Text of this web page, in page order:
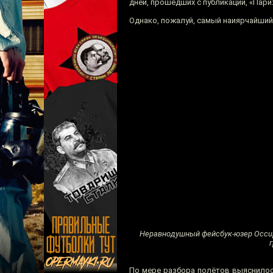
дней, прошедших с публикации,
Однако, пожалуй, самый
Неравнодушный фейсбук-юзер
По мере разбора полётов